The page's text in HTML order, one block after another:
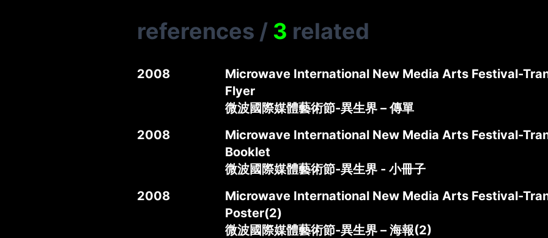
references / 3 related
2008
Microwave International New Media Arts Festival-
Flyer
微波國際媒體藝術節-異生界 – 傳單
2008
Microwave International New Media Arts Festival-
Booklet
微波國際媒體藝術節-異生界 - 小冊子
2008
Microwave International New Media Arts Festival-
Poster(2)
微波國際媒體藝術節-異生界 – 海報(2)